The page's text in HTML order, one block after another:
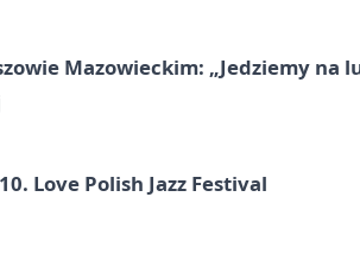
Mazowieckim: „Jedziemy na
Love Polish Jazz Festival